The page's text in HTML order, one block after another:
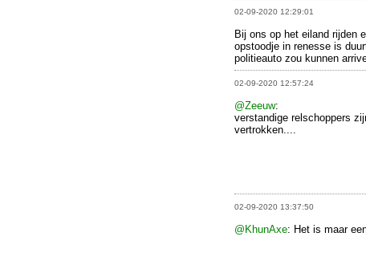
02-09-2020 12:29:01
Bij ons op het eiland rijden
opstoodje in renesse is
politieauto zou kunnen
02-09-2020 12:57:24
@Zeeuw:
verstandige relschoppers
vertrokken....
02-09-2020 13:37:50
@KhunAxe: Het is maar